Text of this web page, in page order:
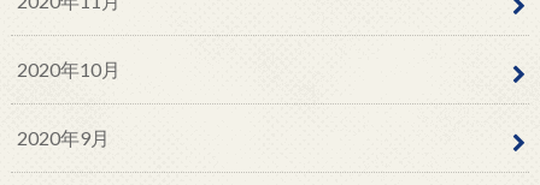
2020年10月
2020年9月